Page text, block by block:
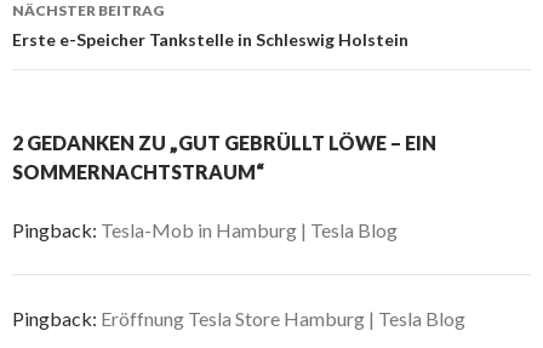
NÄCHSTER BEITRAG
Erste e-Speicher Tankstelle in Schleswig Holstein
2 GEDANKEN ZU „GUT GEBRÜLLT LÖWE – EIN
SOMMERNACHTSTRAUM“
Pingback: Tesla-Mob in Hamburg | Tesla Blog
Pingback: Eröffnung Tesla Store Hamburg | Tesla Blog